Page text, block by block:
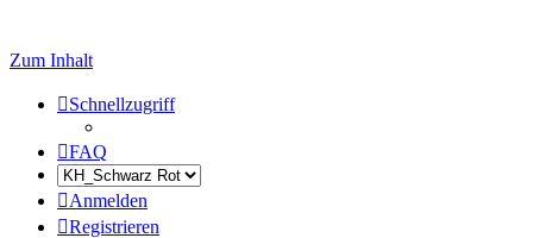
Zum Inhalt
Schnellzugriff
FAQ
Anmelden
Registrieren